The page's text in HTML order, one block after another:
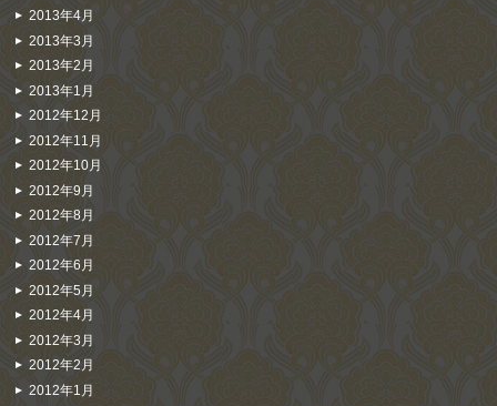
2013年4月
2013年3月
2013年2月
2013年1月
2012年12月
2012年11月
2012年10月
2012年9月
2012年8月
2012年7月
2012年6月
2012年5月
2012年4月
2012年3月
2012年2月
2012年1月